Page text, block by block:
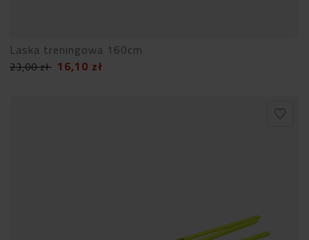
Laska treningowa 160cm
23,00zł 16,10 zł